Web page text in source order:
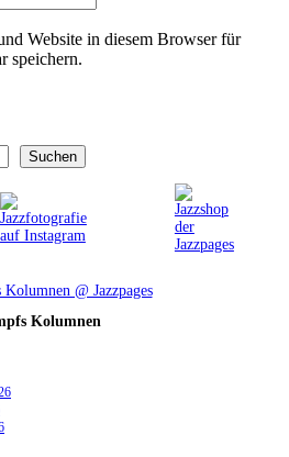
Website in diesem Browser für
speichern.
Suchen
Kolumnen